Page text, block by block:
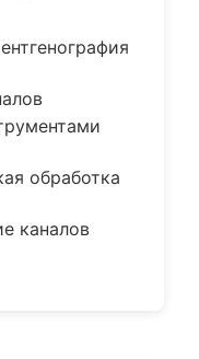
обработка
каналов